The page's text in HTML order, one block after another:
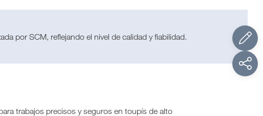
por SCM, reflejando el nivel de calidad y fiabilidad.
trabajos precisos y seguros en toupís de alto